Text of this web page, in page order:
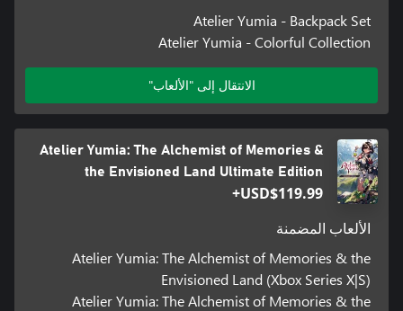
Atelier Yumia - Backpack Set
Atelier Yumia - Colorful Collection
الانتقال إلى "الألعاب"
Atelier Yumia: The Alchemist of Memories &
the Envisioned Land Ultimate Edition
USD$119.99+
الألعاب المضمنة
Atelier Yumia: The Alchemist of Memories & the
Envisioned Land (Xbox Series X|S)
Atelier Yumia: The Alchemist of Memories & the